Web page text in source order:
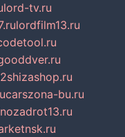
lord-tv.ru
lordfilm13.ru
2shizashop.ru
carszona-bu.ru